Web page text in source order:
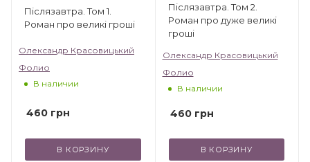
Післязавтра. Том 1.
Роман про великі гроші
Олександр Красовицький
Фолио
В наличии
460 грн
В КОРЗИНУ
Післязавтра. Том 2.
Роман про дуже великі
гроші
Олександр Красовицький
Фолио
В наличии
460грн
В КОРЗИНУ